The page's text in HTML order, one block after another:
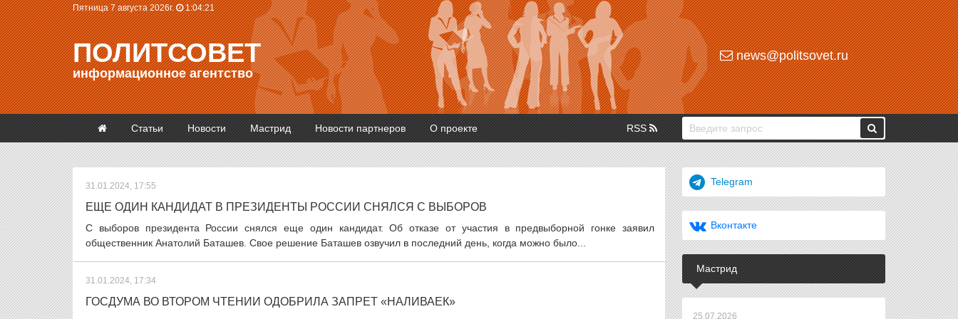
Пятница 7 августа 2026г. 1:04:22
ПОЛИТСОВЕТ
информационное агентство
news@politsovet.ru
Статьи Новости Мастрид Новости партнеров О проекте RSS
31.01.2024, 17:55
ЕЩЕ ОДИН КАНДИДАТ В ПРЕЗИДЕНТЫ РОССИИ СНЯЛСЯ С ВЫБОРОВ
С выборов президента России снялся еще один кандидат. Об отказе от участия в предвыборной гонке заявил
общественник Анатолий Баташев. Свое решение Баташев озвучил в последний день, когда можно было...
31.01.2024, 17:34
ГОСДУМА ВО ВТОРОМ ЧТЕНИИ ОДОБРИЛА ЗАПРЕТ «НАЛИВАЕК»
Telegram
Вконтакте
Мастрид
25.07.2026